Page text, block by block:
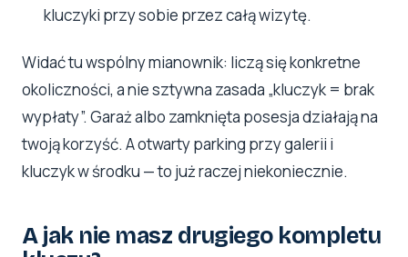
kluczyki przy sobie przez całą wizytę.
Widać tu wspólny mianownik: liczą się konkretne
okoliczności, a nie sztywna zasada „kluczyk = brak
wypłaty”. Garaż albo zamknięta posesja działają na
twoją korzyść. A otwarty parking przy galerii i
kluczyk w środku — to już raczej niekoniecznie.
A jak nie masz drugiego kompletu